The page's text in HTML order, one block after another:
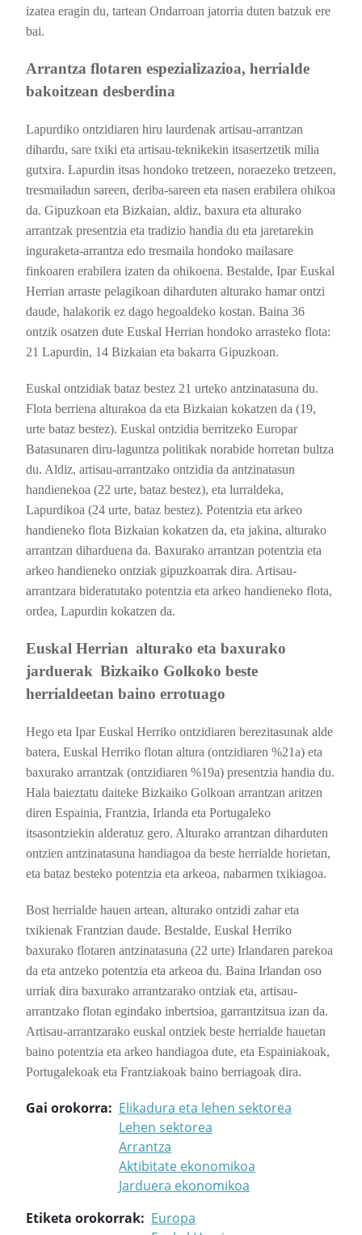
izatea eragin du, tartean Ondarroan jatorria duten batzuk ere
bai.
Arrantza flotaren espezializazioa, herrialde
bakoitzean desberdina
Lapurdiko ontzidiaren hiru laurdenak artisau-arrantzan
dihardu, sare txiki eta artisau-teknikekin itsasertzetik milia
gutxira. Lapurdin itsas hondoko tretzeen, noraezeko tretzeen,
tresmailadun sareen, deriba-sareen eta nasen erabilera ohikoa
da. Gipuzkoan eta Bizkaian, aldiz, baxura eta alturako
arrantzak presentzia eta tradizio handia du eta jaretarekin
inguraketa-arrantza edo tresmaila hondoko mailasare
finkoaren erabilera izaten da ohikoena. Bestalde, Ipar Euskal
Herrian arraste pelagikoan diharduten alturako hamar ontzi
daude, halakorik ez dago hegoaldeko kostan. Baina 36
ontzik osatzen dute Euskal Herrian hondoko arrasteko flota:
21 Lapurdin, 14 Bizkaian eta bakarra Gipuzkoan.
Euskal ontzidiak bataz bestez 21 urteko antzinatasuna du.
Flota berriena alturakoa da eta Bizkaian kokatzen da (19,
urte bataz bestez). Euskal ontzidia berritzeko Europar
Batasunaren diru-laguntza politikak norabide horretan bultza
du. Aldiz, artisau-arrantzako ontzidia da antzinatasun
handienekoa (22 urte, bataz bestez), eta lurraldeka,
Lapurdikoa (24 urte, bataz bestez). Potentzia eta arkeo
handieneko flota Bizkaian kokatzen da, eta jakina, alturako
arrantzan diharduena da. Baxurako arrantzan potentzia eta
arkeo handieneko ontziak gipuzkoarrak dira. Artisau-
arrantzara bideratutako potentzia eta arkeo handieneko flota,
ordea, Lapurdin kokatzen da.
Euskal Herrian alturako eta baxurako
jarduerak Bizkaiko Golkoko beste
herrialdeetan baino errotuago
Hego eta Ipar Euskal Herriko ontzidiaren berezitasunak alde
batera, Euskal Herriko flotan altura (ontzidiaren %21a) eta
baxurako arrantzak (ontzidiaren %19a) presentzia handia du.
Hala baieztatu daiteke Bizkaiko Golkoan arrantzan aritzen
diren Espainia, Frantzia, Irlanda eta Portugaleko
itsasontziekin alderatuz gero. Alturako arrantzan diharduten
ontzien antzinatasuna handiagoa da beste herrialde horietan,
eta bataz besteko potentzia eta arkeoa, nabarmen txikiagoa.
Bost herrialde hauen artean, alturako ontzidi zahar eta
txikienak Frantzian daude. Bestalde, Euskal Herriko
baxurako flotaren antzinatasuna (22 urte) Irlandaren parekoa
da eta antzeko potentzia eta arkeoa du. Baina Irlandan oso
urriak dira baxurako arrantzarako ontziak eta, artisau-
arrantzako flotan egindako inbertsioa, garrantzitsua izan da.
Artisau-arrantzarako euskal ontziek beste herrialde hauetan
baino potentzia eta arkeo handiagoa dute, eta Espainiakoak,
Portugalekoak eta Frantziakoak baino berriagoak dira.
Gai orokorra
Elikadura eta lehen sektorea
Lehen sektorea
Arrantza
Aktibitate ekonomikoa
Jarduera ekonomikoa
Etiketa orokorrak
Europa